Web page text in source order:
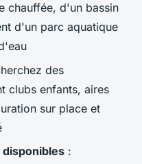
chauffée, d'un bassin
d'un parc aquatique
des
clubs enfants, aires
sur place et
: